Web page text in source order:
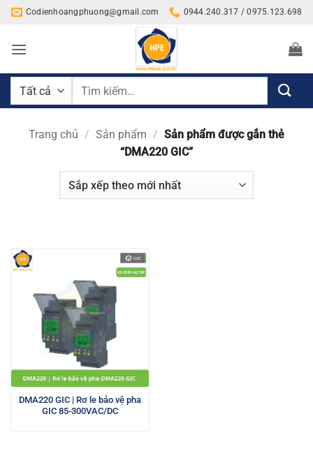
Bỏ
nội
Codienhoangphuong@gmail.com 0944.240.317 / 0975.123.698
Tìm
Trang chủ / Sản phẩm / Sản phẩm được gắn thẻ
“DMA220 GIC”
DMA220 GIC | Rơ le bảo vệ pha
GIC 85-300VAC/DC